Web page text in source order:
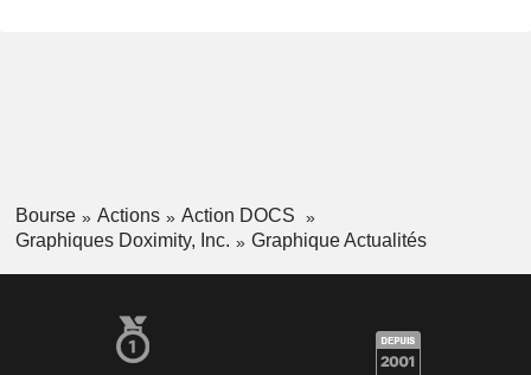
Bourse Actions
Action DOCS
Graphiques Doximity, Inc.
Graphique Actualités